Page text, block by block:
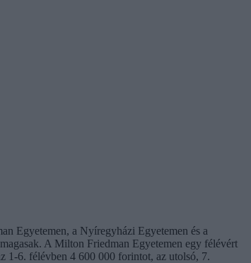
Egyetemen, a Nyíregyházi Egyetemen és a
A Milton Friedman Egyetemen egy félévért
1-6. félévben 4 600 000 forintot, az utolsó, 7.